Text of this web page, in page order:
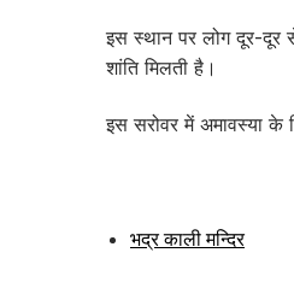
इस स्थान पर लोग दूर-दूर
शांति मिलती है।
इस सरोवर में अमावस्या के
भद्र काली मन्दिर